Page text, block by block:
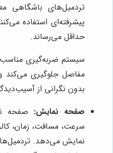
تردمیل‌های باشگاهی
پیشرفته‌ای استفاده
حداقل می‌رساند.
سیستم ضربه‌گیری
مفاصل جلوگیری می‌کند
بدون نگرانی از
صفحه نمایش: صفحه
سرعت، مسافت، زمان،
نمایش می‌دهد.